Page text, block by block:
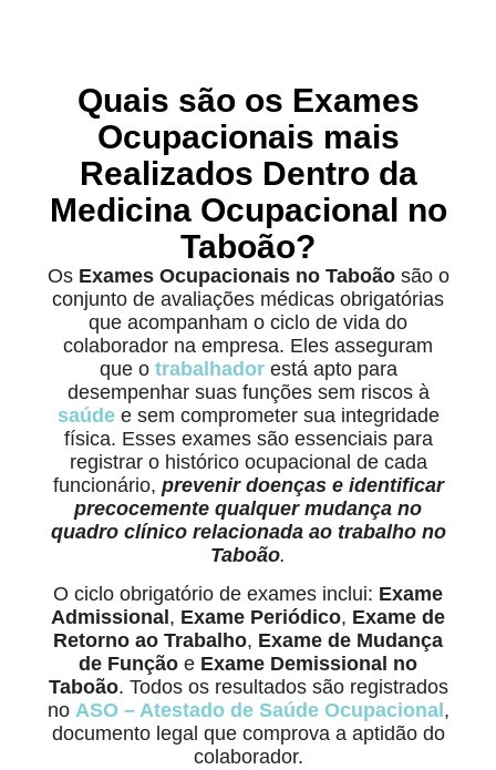
Quais são os Exames
Ocupacionais mais
Realizados Dentro da
Medicina Ocupacional no
Taboão?
Os Exames Ocupacionais no Taboãosão o
conjunto de avaliações médicas obrigatórias
que acompanham o ciclo de vida do
colaborador na empresa. Eles asseguram
que o trabalhador está apto para
desempenhar suas funções sem riscos à
saúde e sem comprometer sua integridade
física. Esses exames são essenciais para
registrar o histórico ocupacional de cada
funcionário, prevenir doenças e identificar
precocemente qualquer mudança no
quadro clínico relacionada ao trabalho no
Taboão.
O ciclo obrigatório de exames inclui: Exame
Admissional , Exame Periódico, Exame de
Retorno ao Trabalho, Exame de Mudança
de Função e Exame Demissional no
Taboão. Todos os resultados são registrados
no ASO – Atestado de Saúde Ocupacional ,
documento legal que comprova a aptidão do
colaborador.